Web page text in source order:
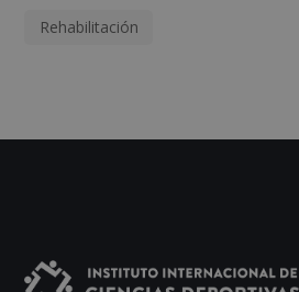
Rehabilitación